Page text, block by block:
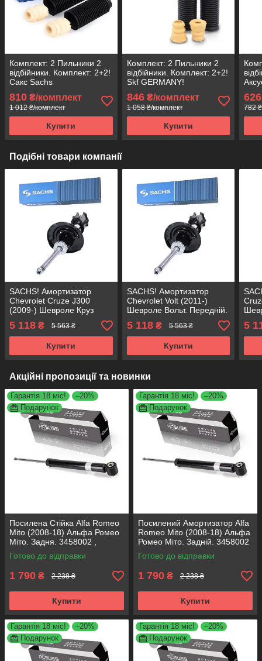
Комплект: 2 Пильники 2
відбійники. Комплект: 2+2!
Сакс Sachs
810 ₴/комплект
1 012 ₴/комплект
Купити
Комплект: 2 Пильники 2
відбійники. Комплект: 2+2!
Skf GERMANY!
846₴/комплект
1 058 ₴/комплект
Купити
626
782
Подібні товари компанії
SACHS! Амортизатор
Chevrolet Cruze J300
(2009-) Шевроле Круз
J300. Передній. Лівий.
317586 , 22-232496 САКС
5 118 ₴ 5 563 ₴
Купити
SACHS! Амортизатор
Chevrolet Volt (2011-)
Шевроле Вольт. Передній.
Лівий. 317586 , 22-232496
САКС
5 118₴ 5 563 ₴
Купити
22-
5
Акційні пропозиції та новинки
Гарантія 18 міс!
–20%
Подарунок
Посилена Стійка Alfa Romeo
Mito (2008-18) Альфа Ромео
Міто. Задня. 3458002 ,
317722. KOREA Аксусс!
Готово до відправки
1 790 ₴ 2 238 ₴
Купити
Гарантія 18 міс!
–20%
Подарунок
Посилений Амортизатор Alfa
Romeo Mito (2008-18) Альфа
Ромео Міто. Задній. 3458002
, 317722. KOREA Аксусс!
Готово до відправки
1 790 ₴ 2 238 ₴
Купити
Гарантія 18 міс!
–20%
Подарунок
Гарантія 18 міс!
–20%
Подарунок